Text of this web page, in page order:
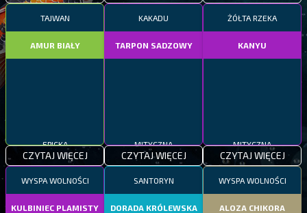
TAJWAN
AMUR BIAŁY
EPICKA
CZYTAJ WIĘCEJ
KAKADU
TARPON SADZOWY
MITYCZNA
CZYTAJ WIĘCEJ
ŻÓŁTA RZEKA
KANYU
MITYCZNA
CZYTAJ WIĘCEJ
WYSPA WOLNOŚCI
KULBINIEC PLAMISTY
SANTORYN
DORADA KRÓLEWSKA
WYSPA WOLNOŚCI
ALOZA CHIKORA